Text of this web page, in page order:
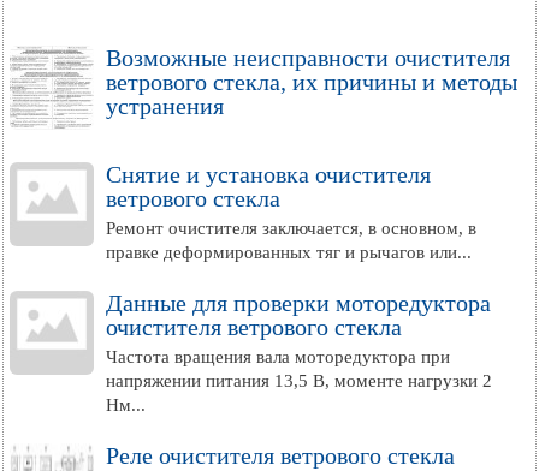
Возможные неисправности очистителя
ветрового стекла, их причины и методы
устранения
Снятие и установка очистителя
ветрового стекла
Ремонт очистителя заключается, в основном, в
правке деформированных тяг и рычагов или...
Данные для проверки моторедуктора
очистителя ветрового стекла
Частота вращения вала моторедуктора при
напряжении питания 13,5 В, моменте нагрузки 2
Нм...
Реле очистителя ветрового стекла